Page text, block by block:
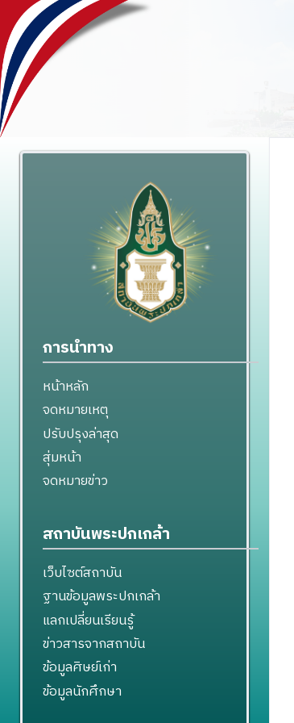
การนำทาง
หน้าหลัก
จดหมายเหตุ
ปรับปรุงล่าสุด
สุ่มหน้า
จดหมายข่าว
สถาบันพระปกเกล้า
เว็บไซต์สถาบัน
ฐานข้อมูลพระปกเกล้า
แลกเปลี่ยนเรียนรู้
ข่าวสารจากสถาบัน
ข้อมูลศิษย์เก่า
ข้อมูลนักศึกษา